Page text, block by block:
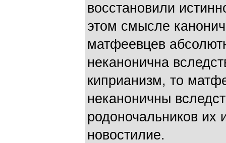
восстановили
этом смысле
матфеевцев
неканонична
киприанизм, то
неканоничны
родоночальников их
новостилие.